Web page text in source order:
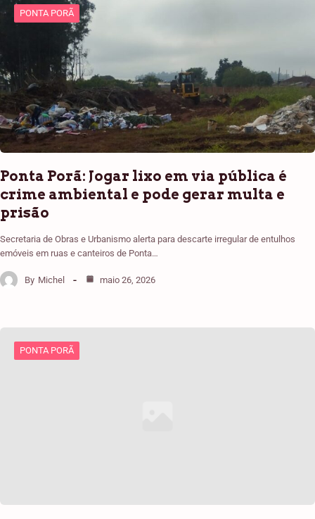
PONTA PORÃ
Ponta Porã: Jogar lixo em via pública é
crime ambiental e pode gerar multa e
prisão
Secretaria de Obras e Urbanismo alerta para descarte irregular de entulhos
emóveis em ruas e canteiros de Ponta…
By Michel maio 26, 2026
PONTA PORÃ